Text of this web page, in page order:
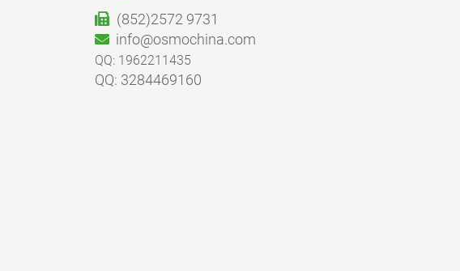
(852)2572 9731
info@osmochina.com
QQ: 1962211435
QQ: 3284469160